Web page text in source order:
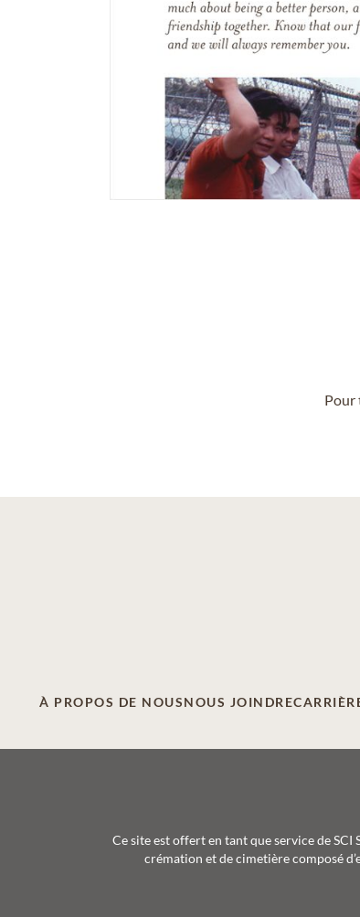
Pour
À PROPOS DE NOUSNOUS JOINDRE
Ce site est offert en tant que service de
crémation et de cimetière composé